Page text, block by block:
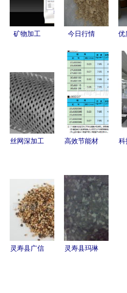
矿物加工
剂为作物护
航的创新路
径
今日行情
矿产加工厂
——把握矿
产报价走势
的关键报告
优
丝网深加工
应用优势解
析
高效节能材
川崎JFE取
向电工钢的
特性与应用
科
灵寿县广信
灵寿县玛琳